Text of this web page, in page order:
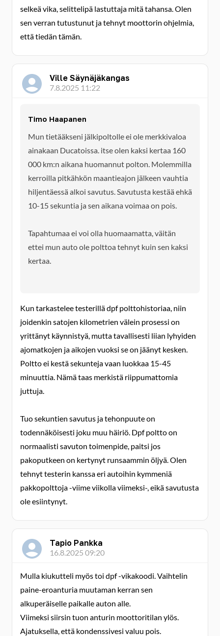
selkeä vika, selittelipä lastuttaja mitä tahansa. Olen
sen verran tutustunut ja tehnyt moottorin ohjelmia,
että tiedän tämän.
Ville Säynäjäkangas
7.8.2025 11:22
Timo Haapanen
Mun tietääkseni jälkipoltolle ei ole merkkivaloa
ainakaan Ducatoissa. itse olen kaksi kertaa 160
000 km:n aikana huomannut polton. Molemmilla
kerroilla pitkähkön maantieajon jälkeen vauhtia
hiljentäessä alkoi savutus. Savutusta kestää ehkä
10-15 sekuntia ja sen aikana voimaa on pois.
Tapahtumaa ei voi olla huomaamatta, väitän
ettei mun auto ole polttoa tehnyt kuin sen kaksi
kertaa.
Kun tarkastelee testerillä dpf polttohistoriaa, niin
joidenkin satojen kilometrien välein prosessi on
yrittänyt käynnistyä, mutta tavallisesti liian lyhyiden
ajomatkojen ja aikojen vuoksi se on jäänyt kesken.
Poltto ei kestä sekunteja vaan luokkaa 15-45
minuuttia. Nämä taas merkistä riippumattomia
juttuja.
Tuo sekuntien savutus ja tehonpuute on
todennäköisesti joku muu häiriö. Dpf poltto on
normaalisti savuton toimenpide, paitsi jos
pakoputkeen on kertynyt runsaammin öljyä. Olen
tehnyt testerin kanssa eri autoihin kymmeniä
pakkopolttoja -viime viikolla viimeksi-, eikä savutusta
ole esiintynyt.
Tapio Pankka
16.8.2025 09:20
Mulla kiukutteli myös toi dpf -vikakoodi. Vaihtelin
paine-eroanturia muutaman kerran sen
alkuperäiselle paikalle auton alle.
Viimeksi siirsin tuon anturin moottoritilan ylös.
Ajatuksella, että kondenssivesi valuu pois.